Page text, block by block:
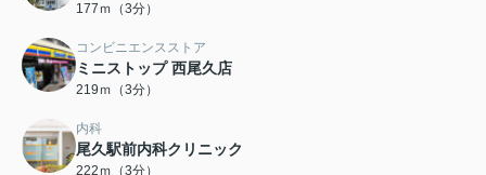
177ｍ（3分）
コンビニエンスストア
ミニストップ 西尾久店
219ｍ（3分）
内科
尾久駅前内科クリニック
222ｍ（3分）